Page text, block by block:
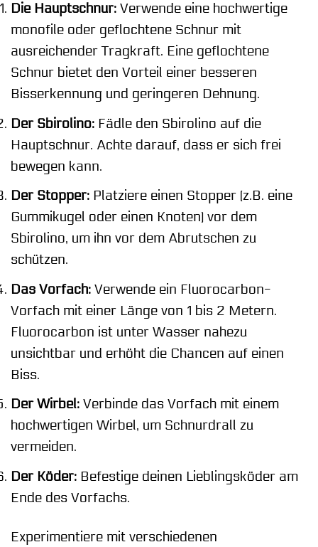
Die Hauptschnur: Verwende eine hochwertige
monofile oder geflochtene Schnur mit
ausreichender Tragkraft. Eine geflochtene
Schnur bietet den Vorteil einer besseren
Bisserkennung und geringeren Dehnung.
Der Sbirolino: Fädle den Sbirolino auf die
Hauptschnur. Achte darauf, dass er sich frei
bewegen kann.
Der Stopper: Platziere einen Stopper (z.B. eine
Gummikugel oder einen Knoten) vor dem
Sbirolino, um ihn vor dem Abrutschen zu
schützen.
Das Vorfach: Verwende ein Fluorocarbon-
Vorfach mit einer Länge von 1 bis 2 Metern.
Fluorocarbon ist unter Wasser nahezu
unsichtbar und erhöht die Chancen auf einen
Biss.
Der Wirbel: Verbinde das Vorfach mit einem
hochwertigen Wirbel, um Schnurdrall zu
vermeiden.
Der Köder: Befestige deinen Lieblingsköder am
Ende des Vorfachs.
Experimentiere mit verschiedenen